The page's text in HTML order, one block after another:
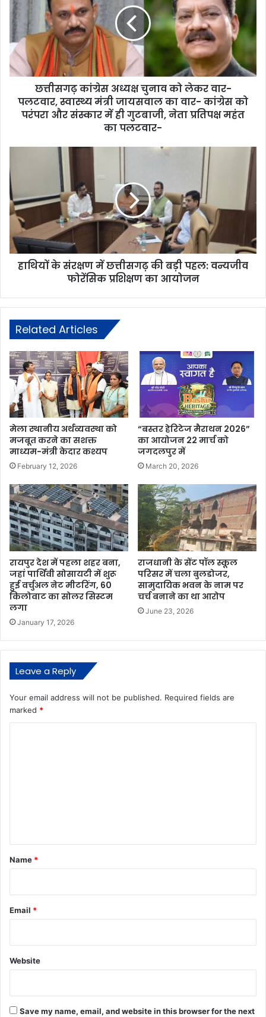
छत्तीसगढ़ कांग्रेस अध्यक्ष चुनाव को लेकर वार-
पलटवार, स्वास्थ्य मंत्री जायसवाल का वार- कांग्रेस को
परंपरा और संस्कार में ही गुटबाजी, नेता प्रतिपक्ष महंत
का पलटवार-
हाथियों के संरक्षण में छत्तीसगढ़ की बड़ी पहल: वन्यजीव
फोरेंसिक प्रशिक्षण का आयोजन
Related Articles
मेला स्थानीय अर्थव्यवस्था को
मजबूत करने का सशक्त
माध्यम-मंत्री केदार कश्यप
February 12, 2026
“बस्तर हेरिटेज मैराथन 2026”
का आयोजन 22 मार्च को
जगदलपुर में
March 20, 2026
रायपुर देश में पहला शहर बना,
जहां पार्थिवी सोसायटी में शुरू
हुई वर्चुअल नेट मीटरिंग, 60
किलोवाट का सोलर सिस्टम
लगा
January 17, 2026
राजधानी के सेंट पॉल स्कूल
परिसर में चला बुलडोजर,
सामुदायिक भवन के नाम पर
चर्च बनाने का था आरोप
June 23, 2026
Leave a Reply
Your email address will not be published. Required fields are
marked *
*
Name *
Email *
Website
Save my name, email, and website in this browser for the next